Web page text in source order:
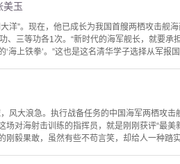
美玉
洋”。现在，他已成长为我国首艘两栖攻击舰
三等功各1次。“新时代的海军舰长，就要承
上铁拳’。”这也是这名清华学子选择从军报
风大浪急。执行战备任务的中国海军两栖攻
对海射击训练的指挥员，就是刚刚获评“最
毅果敢，虽然有些不苟言笑，却给人一种踏